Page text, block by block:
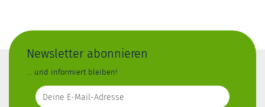
Newsletter abonnieren
... und informiert bleiben!